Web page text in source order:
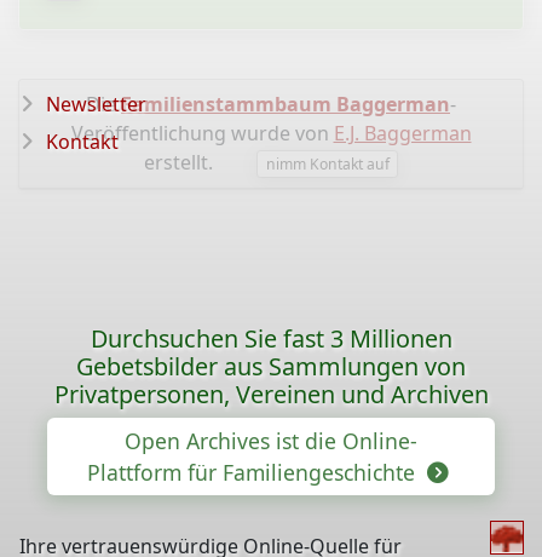
DieFamilienstammbaum Baggerman-
Veröffentlichung wurde von E.J. Baggerman
erstellt.
nimm Kontakt auf
Newsletter
Kontakt
Durchsuchen Sie fast 3 Millionen
Gebetsbilder aus Sammlungen von
Privatpersonen, Vereinen und Archiven
Open Archives ist die Online-
Plattform für Familiengeschichte
Ihre vertrauenswürdige Online-Quelle für